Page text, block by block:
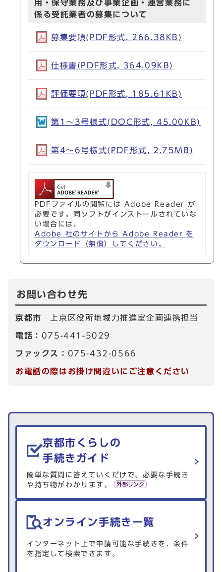
用・保守業務及び事業企画・運営業務に
係る受託業者の募集について
募集要項(PDF形式, 266.38KB)
仕様書(PDF形式, 364.09KB)
評価要項(PDF形式, 185.61KB)
第1～3号様式(DOC形式, 45.00KB)
第4～6号様式(PDF形式, 2.75MB)
PDFファイルの閲覧には Adobe Reader が
必要です。同ソフトがインストールされていな
い場合には、
Adobe 社のサイトから Adobe Reader を
ダウンロード（無償）してください。
お問い合わせ先
京都市 上京区役所地域力推進室企画連携担当
電話： 075-441-5029
ファックス： 075-432-0566
お電話の際はお掛け間違いにご注意ください
生活情報を探す
京都市くらしの
手続きガイド
簡単な質問に答えていくだけで、必要な手続き
や持ち物がわかります。
オンライン手続き一覧
インターネット上で申請可能な手続きを、条件
を指定して検索できます。